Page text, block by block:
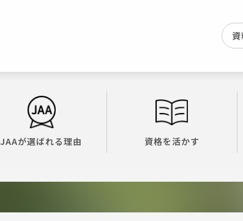
JAAが選ばれる理由 資格を活かす